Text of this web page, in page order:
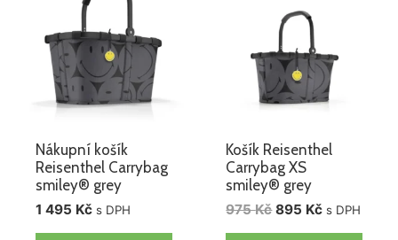
Nákupní košík
Reisenthel Carrybag
smiley® grey
1 495 Kč s DPH
Košík Reisenthel
Carrybag XS
smiley® grey
975Kč
975 Kč.
895 Kč s DPH